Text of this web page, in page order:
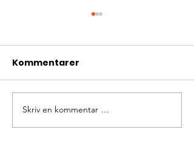
Nytt gjerde og nytt
kjøkken!
Kommentarer
Skriv en kommentar …